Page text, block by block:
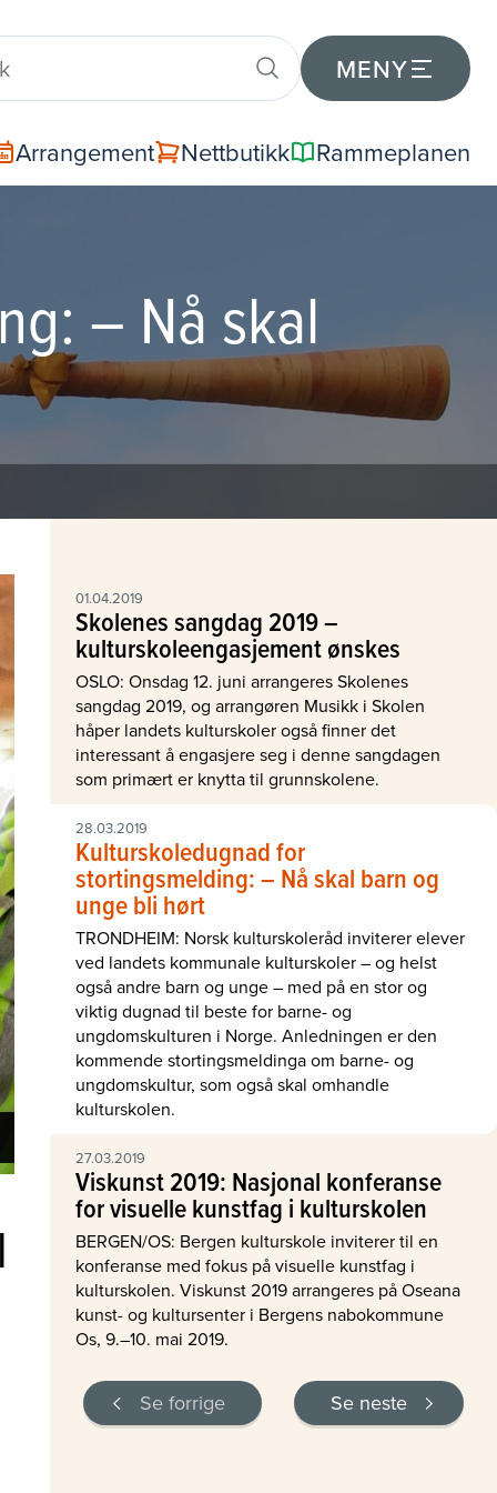
MENY
Arrangement Nettbutikk Rammeplanen
– Nå skal
01.04.2019
Skolenes sangdag 2019 –
kulturskoleengasjement ønskes
OSLO: Onsdag 12. juni arrangeres Skolenes
sangdag 2019, og arrangøren Musikk i Skolen
håper landets kulturskoler også finner det
interessant å engasjere seg i denne sangdagen
som primært er knytta til grunnskolene.
28.03.2019
Kulturskoledugnad for
stortingsmelding: – Nå skal barn og
unge bli hørt
TRONDHEIM: Norsk kulturskoleråd inviterer elever
ved landets kommunale kulturskoler – og helst
også andre barn og unge – med på en stor og
viktig dugnad til beste for barne- og
ungdomskulturen i Norge. Anledningen er den
kommende stortingsmeldinga om barne- og
ungdomskultur, som også skal omhandle
kulturskolen.
27.03.2019
Viskunst 2019: Nasjonal konferanse
for visuelle kunstfag i kulturskolen
BERGEN/OS: Bergen kulturskole inviterer til en
konferanse med fokus på visuelle kunstfag i
kulturskolen. Viskunst 2019 arrangeres på Oseana
kunst- og kultursenter i Bergens nabokommune
Os, 9.–10. mai 2019.
Se forrige Se neste